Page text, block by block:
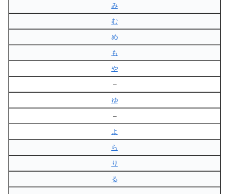
み
む
め
も
や
–
ゆ
–
よ
ら
り
る